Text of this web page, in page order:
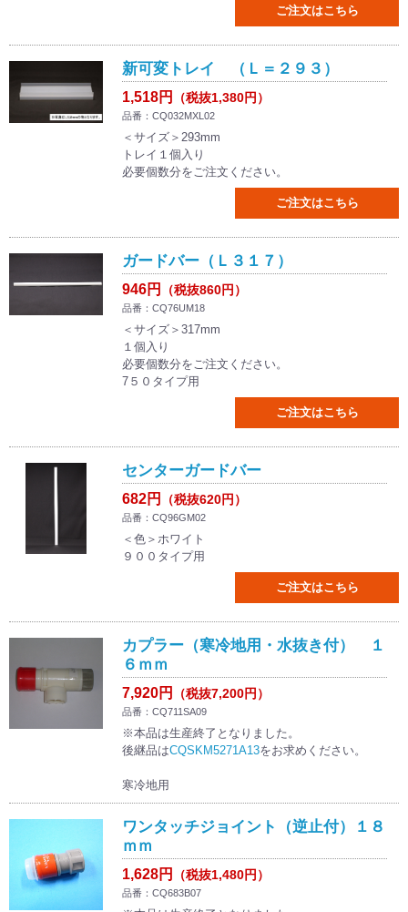
ご注文はこちら
新可変トレイ （Ｌ＝２９３）
1,518円 （税抜1,380円）
品番：CQ032MXL02
＜サイズ＞293mm
トレイ１個入り
必要個数分をご注文ください。
ご注文はこちら
ガードバー（Ｌ３１７）
946円 （税抜860円）
品番：CQ76UM18
＜サイズ＞317mm
１個入り
必要個数分をご注文ください。
7５０タイプ用
ご注文はこちら
センターガードバー
682円 （税抜620円）
品番：CQ96GM02
＜色＞ホワイト
９００タイプ用
ご注文はこちら
カプラー（寒冷地用・水抜き付） １
６ｍｍ
7,920円 （税抜7,200円）
品番：CQ711SA09
※本品は生産終了となりました。
後継品はCQSKM5271A13をお求めください。
寒冷地用
ワンタッチジョイント（逆止付）１８
ｍｍ
1,628円 （税抜1,480円）
品番：CQ683B07